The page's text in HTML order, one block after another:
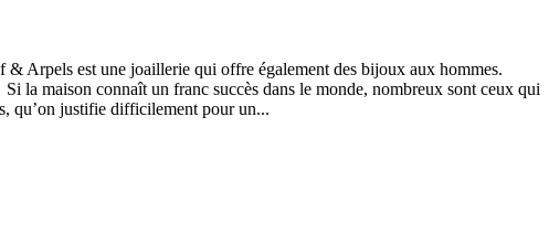
& Arpels est une joaillerie qui offre également des bijoux aux hommes.
la maison connaît un franc succès dans le monde, nombreux sont ceux qui
qu’on justifie difficilement pour un...